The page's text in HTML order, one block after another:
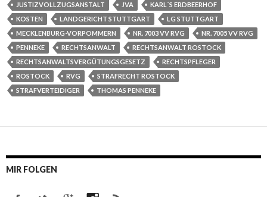
JUSTIZVOLLZUGSANSTALT
JVA
KARL´S ERDBEERHOF
KOSTEN
LANDGERICHT STUTTGART
LG STUTTGART
MECKLENBURG-VORPOMMERN
NR. 7003 VV RVG
NR. 7005 VV RVG
PENNEKE
RECHTSANWALT
RECHTSANWALT ROSTOCK
RECHTSANWALTSVERGÜTUNGSGESETZ
RECHTSPFLEGER
ROSTOCK
RVG
STRAFRECHT ROSTOCK
STRAFVERTEIDIGER
THOMAS PENNEKE
MIR FOLGEN